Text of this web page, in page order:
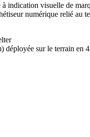
indication visuelle de
numérique relié au
sur le terrain en